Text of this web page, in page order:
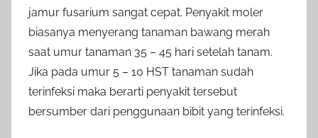
jamur fusarium sangat cepat. Penyakit moler
biasanya menyerang tanaman bawang merah
saat umur tanaman 35 – 45 hari setelah tanam.
Jika pada umur 5 – 10 HST tanaman sudah
terinfeksi maka berarti penyakit tersebut
bersumber dari penggunaan bibit yang terinfeksi.